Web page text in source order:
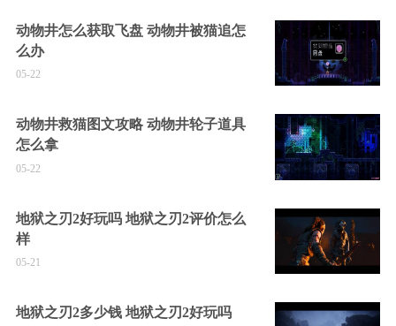
动物井怎么获取飞盘 动物井被猫追怎
么办
05-22
动物井救猫图文攻略 动物井轮子道具
怎么拿
05-22
地狱之刃2好玩吗 地狱之刃2评价怎么
样
05-21
地狱之刃2多少钱 地狱之刃2好玩吗